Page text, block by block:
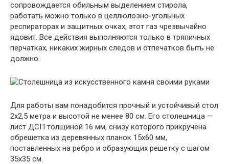
сопровождается обильным выделением стирола,
работать можно только в целлюлозно-угольных
респираторах и защитных очках, этот газ чрезвычайно
ядовит. Все действия выполняются только в тряпичных
перчатках, никаких жирных следов и отпечатков быть не
должно.
Для работы вам понадобится прочный и устойчивый стол
2х2,5 метра и высотой не менее 80 см. Его столешница —
лист ДСП толщиной 16 мм, снизу которого прикручена
обрешетка из деревянных планок 15х60 мм,
поставленных на ребро и образующих решетку с шагом
35х35 см.